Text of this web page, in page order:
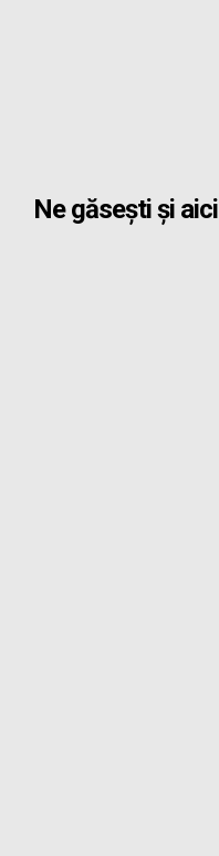
Ne găsești și aici